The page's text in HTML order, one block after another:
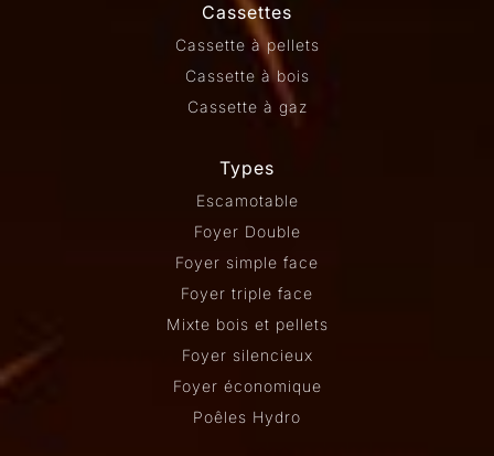
Cassettes
Cassette à pellets
Cassette à bois
Cassette à gaz
Types
Escamotable
Foyer Double
Foyer simple face
Foyer triple face
Mixte bois et pellets
Foyer silencieux
Foyer économique
Poêles Hydro